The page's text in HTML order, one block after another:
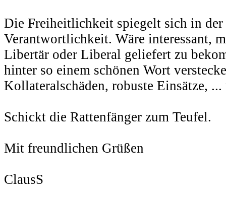
Die Freiheitlichkeit spiegelt sich in der
Verantwortlichkeit. Wäre interessant,
Libertär oder Liberal geliefert zu
hinter so einem schönen Wort
Kollateralschäden, robuste Einsätze,
Schickt die Rattenfänger zum Teufel.
Mit freundlichen Grüßen
ClausS